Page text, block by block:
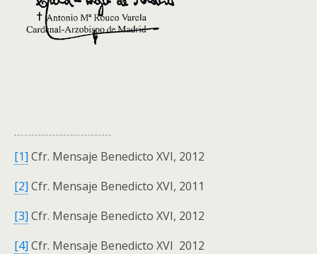
[1] Cfr. Mensaje Benedicto XVI, 2012
[2] Cfr. Mensaje Benedicto XVI, 2011
[3] Cfr. Mensaje Benedicto XVI, 2012
[4] Cfr. Mensaje Benedicto XVI 2012